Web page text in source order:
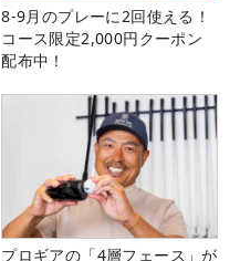
8-9月のプレーに2回使える！
コース限定2,000円クーポン
配布中！
プロギアの「4層フェース」が